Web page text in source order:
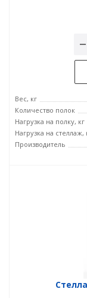
Вес, кг
Количество полок
Нагрузка на полку, кг
Нагрузка на стеллаж,
Производитель